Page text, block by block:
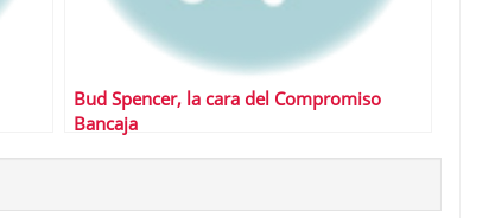
Bud Spencer, la cara del Compromiso
Bancaja